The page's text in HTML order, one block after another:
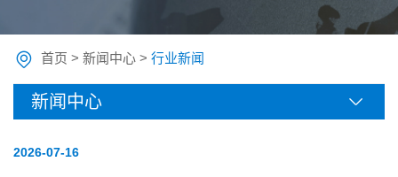
首页 > 新闻中心 > 行业新闻
新闻中心
2026-07-16